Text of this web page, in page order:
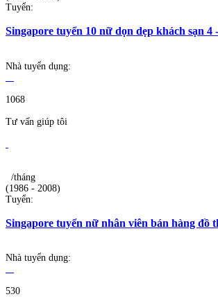
Tuyển:
Singapore tuyển 10 nữ dọn dẹp khách sạn 4
Nhà tuyển dụng:
1068
Tư vấn giúp tôi
/tháng
(1986 - 2008)
Tuyển:
Singapore tuyển nữ nhân viên bán hàng đồ
Nhà tuyển dụng:
530